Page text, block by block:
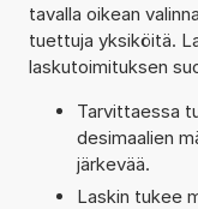
tavalla oikean
tuettuja yksiköitä.
laskutoimituksen
Tarvittaessa
desimaalien
järkevää.
Laskin tukee